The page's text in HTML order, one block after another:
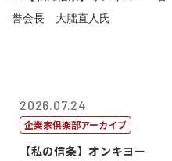
2026.07.24
企業家倶楽部アーカイブ
【私の信条】オンキヨー